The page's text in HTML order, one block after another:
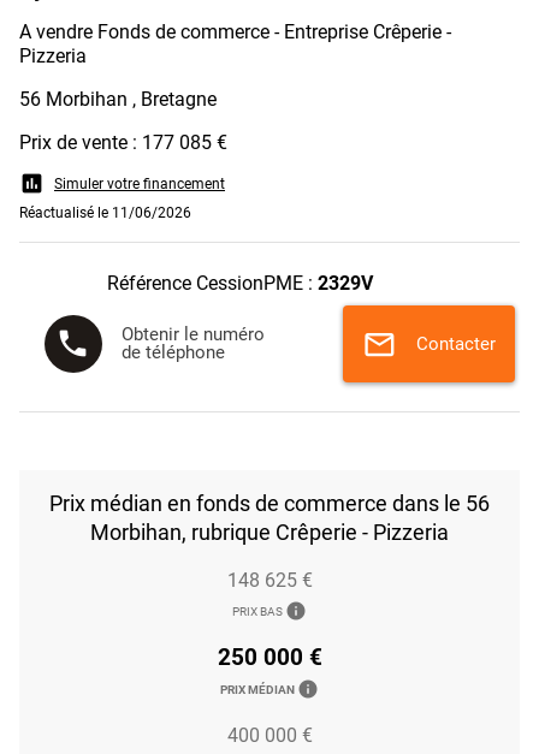
A vendre Fonds de commerce - Entreprise Crêperie -
Pizzeria
56 Morbihan , Bretagne
Prix de vente : 177 085 €
assessment
Simuler votre financement
Réactualisé le 11/06/2026
Référence CessionPME : 2329V
phone
Obtenir le numéro
de téléphone
mail Contacter
Prix médian en fonds de commerce dans le 56
Morbihan, rubrique Crêperie - Pizzeria
148 625 €
PRIX BAS info
250 000 €
PRIX MÉDIAN info
400 000 €